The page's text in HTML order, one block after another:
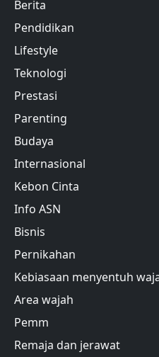
Berita
Pendidikan
Lifestyle
Teknologi
Prestasi
Parenting
Budaya
Internasional
Kebon Cinta
Info ASN
Bisnis
Pernikahan
Kebiasaan menyentuh
Area wajah
Pemm
Remaja dan jerawat